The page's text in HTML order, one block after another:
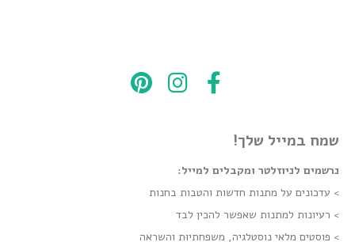
שמח במייל שלך!
נרשמים לניוזלטר ומקבלים למייל:
> עדכונים על מתנות חדשות והטבות בחנות
> רעיונות למתנות שאפשר להכין לבד
> פוסטים מלאי נוסטלגיה, משפחתיוּת והשראה